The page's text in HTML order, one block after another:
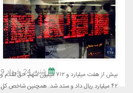
۴۲ میلیارد ریال داد و ستد شد. همچنین شاخص کل (هم وزن) با...
شنبه، 24 خرداد 1399 - 15:15